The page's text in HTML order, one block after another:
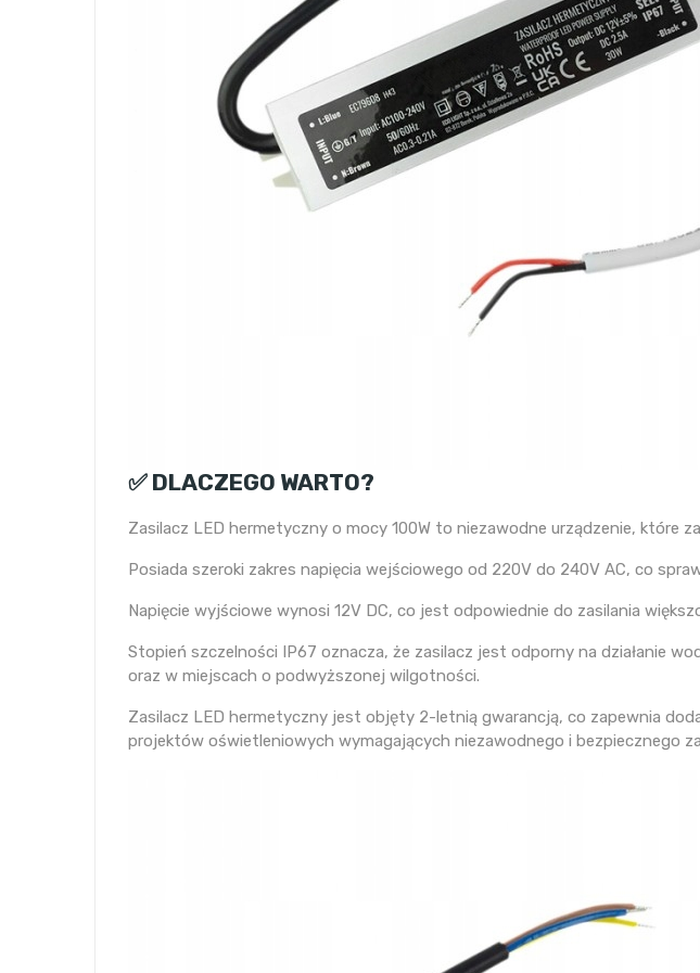
✅ DLACZEGO WARTO?
Zasilacz LED hermetyczny o mocy 100W to niezawodne urządzenie, które
Posiada szeroki zakres napięcia wejściowego od 220V do 240V AC, co
Napięcie wyjściowe wynosi 12V DC, co jest odpowiednie do zasilania
Stopień szczelności IP67 oznacza, że zasilacz jest odporny na działanie
oraz w miejscach o podwyższonej wilgotności.
Zasilacz LED hermetyczny jest objęty 2-letnią gwarancją, co zapewnia
projektów oświetleniowych wymagających niezawodnego i bezpiecznego